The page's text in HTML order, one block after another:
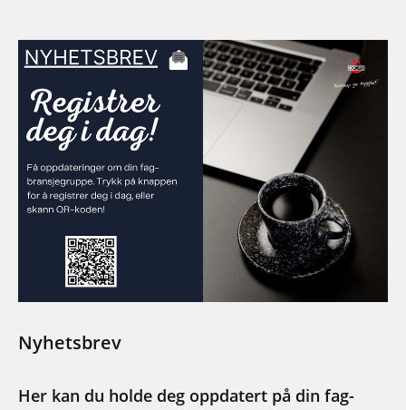
Nyhetsbrev
Her kan du holde deg oppdatert på din fag-